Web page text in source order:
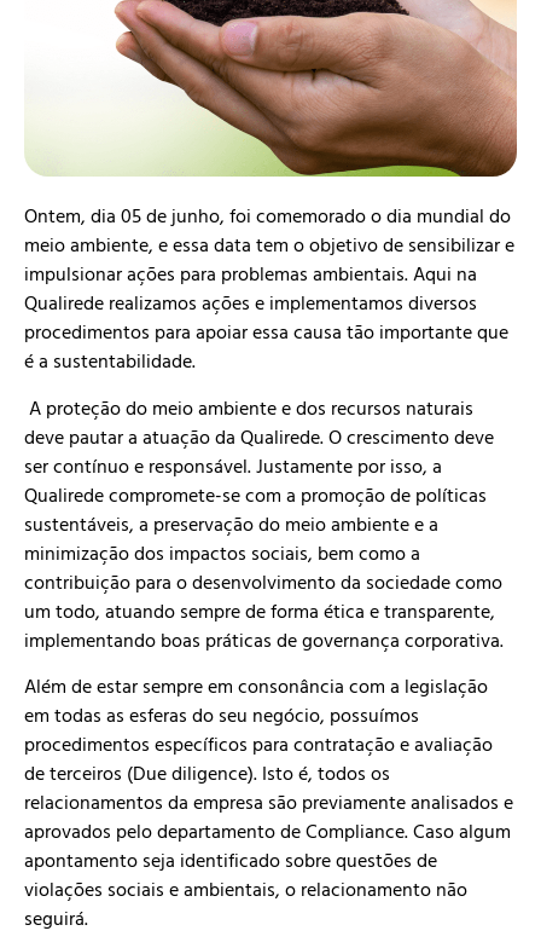
Ontem, dia 05 de junho, foi comemorado o dia mundial do
meio ambiente, e essa data tem o objetivo de sensibilizar e
impulsionar ações para problemas ambientais. Aqui na
Qualirede realizamos ações e implementamos diversos
procedimentos para apoiar essa causa tão importante que
é a sustentabilidade.
A proteção do meio ambiente e dos recursos naturais
deve pautar a atuação da Qualirede. O crescimento deve
ser contínuo e responsável. Justamente por isso, a
Qualirede compromete-se com a promoção de políticas
sustentáveis, a preservação do meio ambiente e a
minimização dos impactos sociais, bem como a
contribuição para o desenvolvimento da sociedade como
um todo, atuando sempre de forma ética e transparente,
implementando boas práticas de governança corporativa.
Além de estar sempre em consonância com a legislação
em todas as esferas do seu negócio, possuímos
procedimentos específicos para contratação e avaliação
de terceiros (Due diligence). Isto é, todos os
relacionamentos da empresa são previamente analisados e
aprovados pelo departamento de Compliance. Caso algum
apontamento seja identificado sobre questões de
violações sociais e ambientais, o relacionamento não
seguirá.